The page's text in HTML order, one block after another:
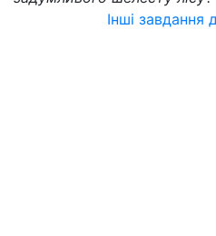
Інші завдання